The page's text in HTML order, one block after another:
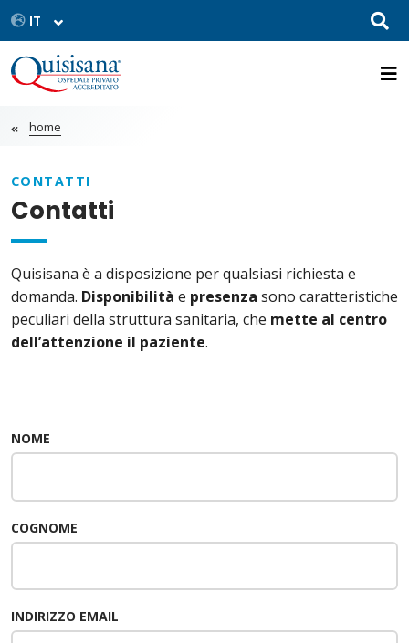
home
CONTATTI
Contatti
Quisisana è a disposizione per qualsiasi richiesta e
domanda. Disponibilità e presenza sono caratteristiche
peculiari della struttura sanitaria, che mette al centro
dell’attenzione il paziente.
NOME
COGNOME
INDIRIZZO EMAIL